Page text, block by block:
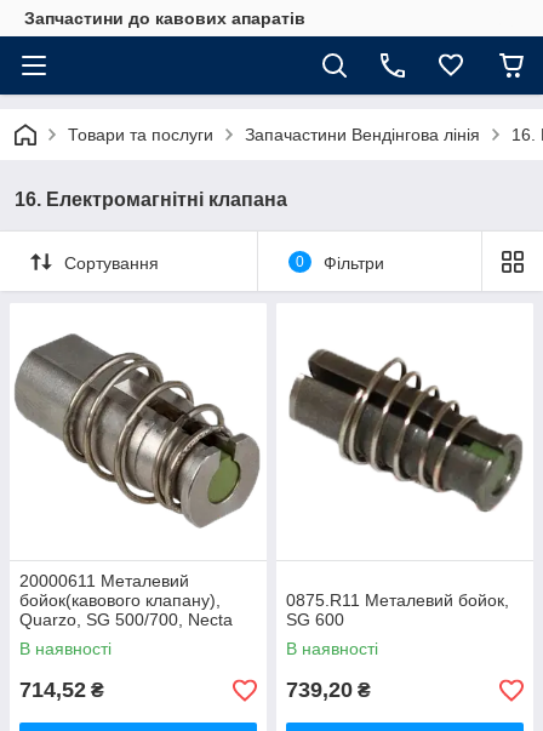
Запчастини до кавових апаратів
Товари та послуги Запачастини Вендінгова лінія 16.
16. Електромагнітні клапана
Сортування 0 Фільтри
20000611 Металевий
бойок(кавового клапану),
Quarzo, SG 500/700, Necta
В наявності
714,52 ₴
0875.R11 Металевий бойок,
SG 600
В наявності
739,20 ₴